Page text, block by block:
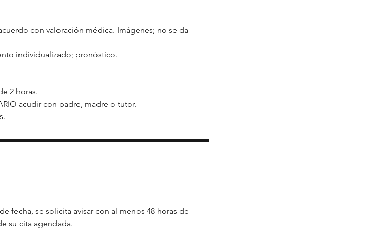
con valoración médica. Imágenes; no se da
individualizado; pronóstico.
2 horas.
acudir con padre, madre o tutor.
fecha, se solicita avisar con al menos 48 horas de
su cita agendada.